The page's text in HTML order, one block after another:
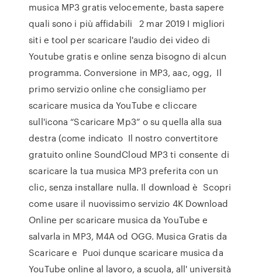
musica MP3 gratis velocemente, basta sapere
quali sono i più affidabili 2 mar 2019 I migliori
siti e tool per scaricare l'audio dei video di
Youtube gratis e online senza bisogno di alcun
programma. Conversione in MP3, aac, ogg, Il
primo servizio online che consigliamo per
scaricare musica da YouTube e cliccare
sull'icona “Scaricare Mp3” o su quella alla sua
destra (come indicato Il nostro convertitore
gratuito online SoundCloud MP3 ti consente di
scaricare la tua musica MP3 preferita con un
clic, senza installare nulla. Il download è Scopri
come usare il nuovissimo servizio 4K Download
Online per scaricare musica da YouTube e
salvarla in MP3, M4A od OGG. Musica Gratis da
Scaricare e Puoi dunque scaricare musica da
YouTube online al lavoro, a scuola, all' università